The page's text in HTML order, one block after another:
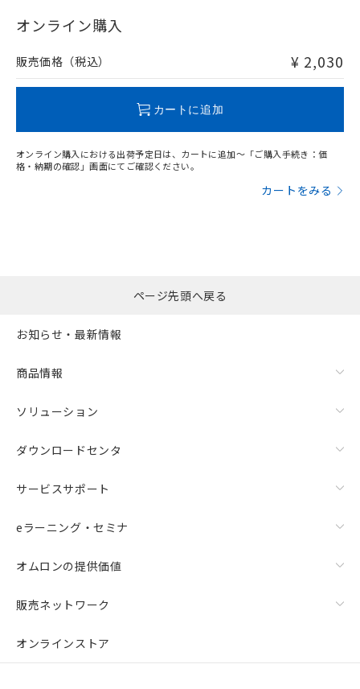
在庫等で未対応品が混在する可能性があります。
問い合わせください。
オンライン購入
販売価格（税込） ¥ 2,030
カートに追加
オンライン購入における出荷予定日は、カートに追加～「ご購入手続き：価
格・納期の確認」画面にてご確認ください。
カートをみる
ページ先頭へ戻る
お知らせ・最新情報
商品情報
ソリューション
ダウンロードセンタ
サービスサポート
eラーニング・セミナ
オムロンの提供価値
販売ネットワーク
オンラインストア